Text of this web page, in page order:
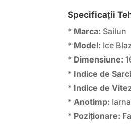
Specificații
* Marca: Sailun
* Model: Ice
* Dimensiune:
* Indice de
* Indice de
* Anotimp: Iarna
* Poziționare: